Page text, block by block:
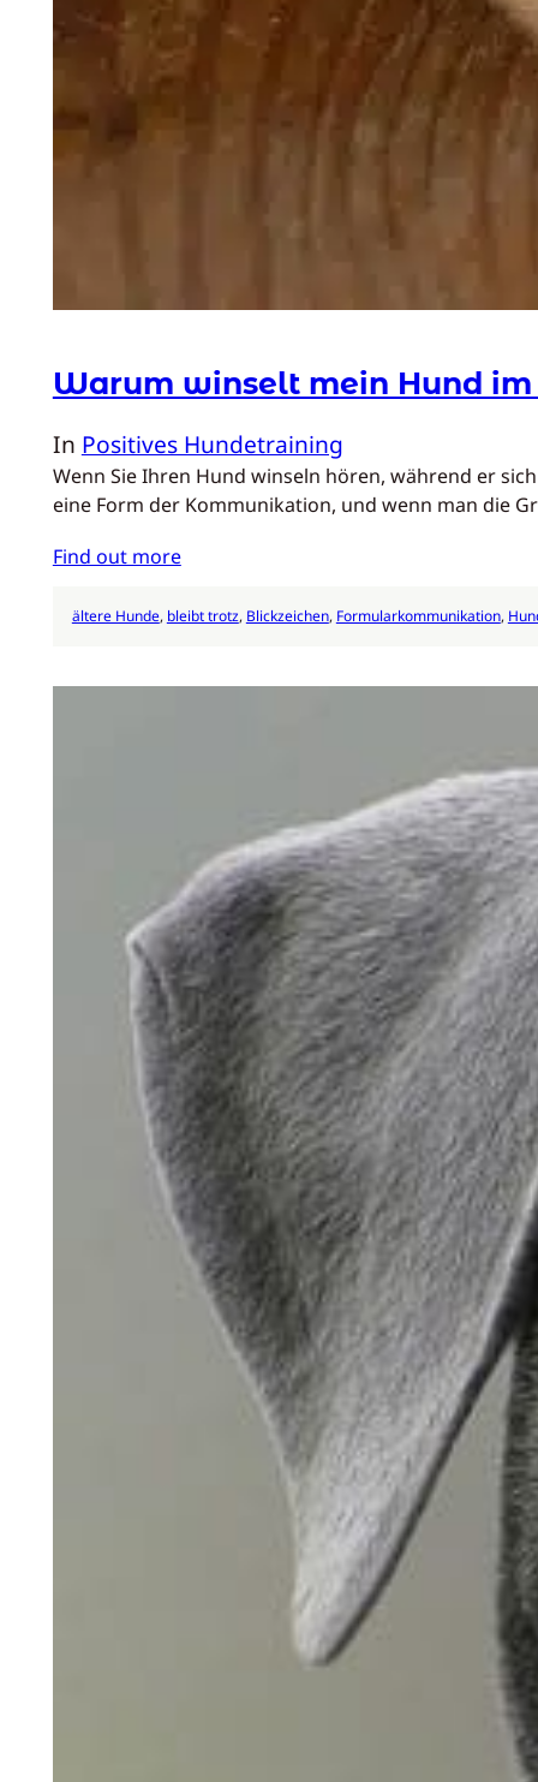
Warum winselt mein Hund im
In Positives Hundetraining
Wenn Sie Ihren Hund winseln hören, während er
eine Form der Kommunikation, und wenn man die
Find out more
ältere Hunde, bleibt trotz, Blickzeichen, Formularkommunikation,